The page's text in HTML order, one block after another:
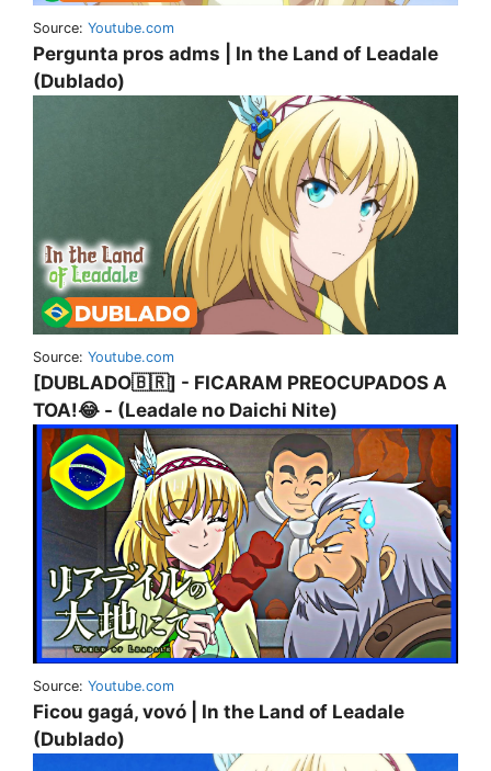
Source: Youtube.com
Pergunta pros adms | In the Land of Leadale
(Dublado)
Source: Youtube.com
[DUBLADO🇧🇷] - FICARAM PREOCUPADOS A
TOA!😂 - (Leadale no Daichi Nite)
Source: Youtube.com
Ficou gagá, vovó | In the Land of Leadale
(Dublado)